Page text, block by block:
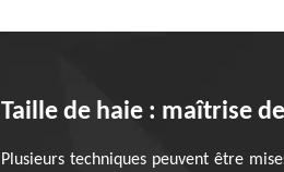
Taille de haie : maîtrise
Plusieurs techniques peuvent être